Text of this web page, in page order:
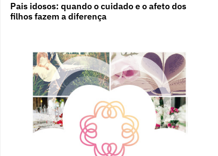
Pais idosos: quando o cuidado e o afeto dos
filhos fazem a diferença